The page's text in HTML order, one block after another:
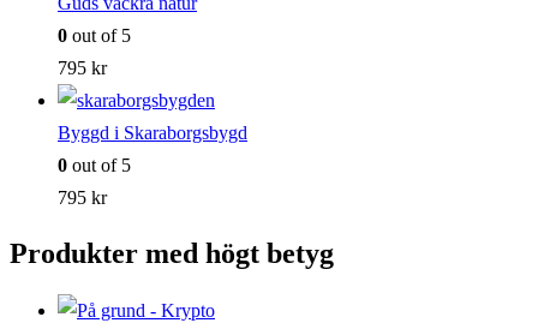
0 out of 5
795 kr
Byggd i Skaraborgsbygd
0 out of 5
795 kr
Produkter med högt betyg